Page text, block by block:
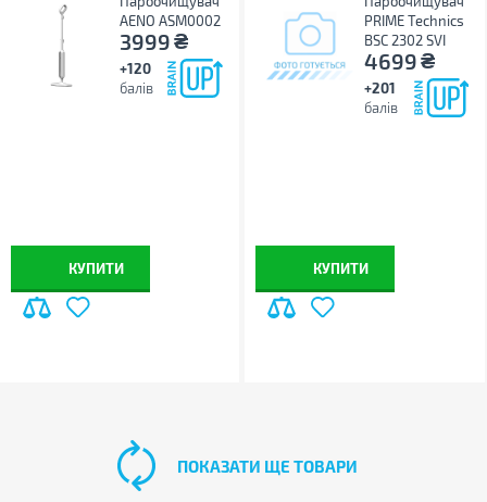
AENO ASM0002
3999₴
+120
балів
КУПИТИ
PRIME Technics
BSC 2302 SVI
4699₴
+201
балів
КУПИТИ
ПОКАЗАТИ ЩЕ ТОВАРИ